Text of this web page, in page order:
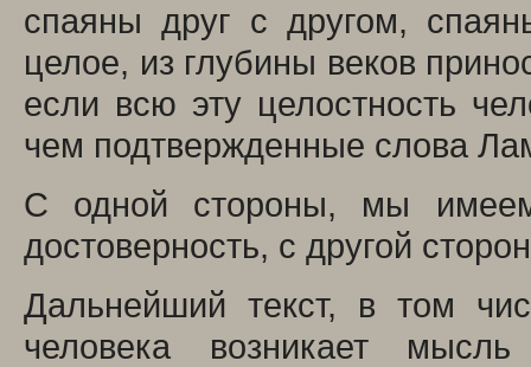
спаяны друг с другом,
целое, из глубины веков
если всю эту целостность
чем подтвержденные слова
С одной стороны, мы
достоверность, с другой
Дальнейший текст, в том
человека возникает